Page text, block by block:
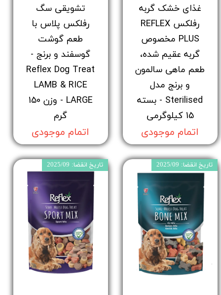
غذای خشک گربه
رفلکس REFLEX
PLUS مخصوص
گربه عقیم شده،
طعم ماهی سالمون
و برنج مدل
Sterilised - بسته
15 کیلوگرمی
اتمام موجودی
تشویقی سگ
رفلکس پلاس با
طعم گوشت
گوسفند و برنج -
Reflex Dog Treat
LAMB & RICE
LARGE - وزن 150
گرم
اتمام موجودی
تاریخ انقضا: 2025/09 تاریخ انقضا: 2025/09